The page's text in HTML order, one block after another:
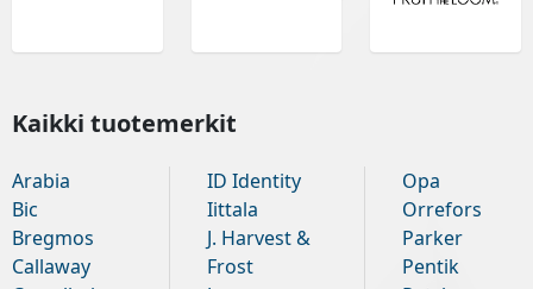
Kaikki tuotemerkit
Arabia
Bic
Bregmos
Callaway
ID Identity
Iittala
J. Harvest &
Frost
Opa
Orrefors
Parker
Pentik